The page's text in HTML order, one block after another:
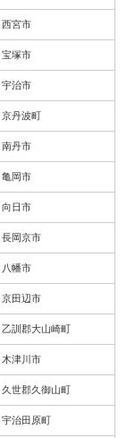
西宮市
宝塚市
宇治市
京丹波町
南丹市
亀岡市
向日市
長岡京市
八幡市
京田辺市
乙訓郡大山崎町
木津川市
久世郡久御山町
宇治田原町